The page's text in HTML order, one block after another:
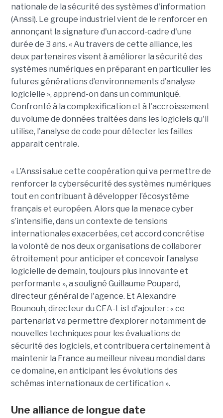
nationale de la sécurité des systèmes d'information
(Anssi). Le groupe industriel vient de le renforcer en
annonçant la signature d'un accord-cadre d'une
durée de 3 ans. « Au travers de cette alliance, les
deux partenaires visent à améliorer la sécurité des
systèmes numériques en préparant en particulier les
futures générations d’environnements d’analyse
logicielle », apprend-on dans un communiqué.
Confronté à la complexification et à l'accroissement
du volume de données traitées dans les logiciels qu'il
utilise, l'analyse de code pour détecter les failles
apparait centrale.
« L’Anssi salue cette coopération qui va permettre de
renforcer la cybersécurité des systèmes numériques
tout en contribuant à développer l’écosystème
français et européen. Alors que la menace cyber
s’intensifie, dans un contexte de tensions
internationales exacerbées, cet accord concrétise
la volonté de nos deux organisations de collaborer
étroitement pour anticiper et concevoir l’analyse
logicielle de demain, toujours plus innovante et
performante », a souligné Guillaume Poupard,
directeur général de l'agence. Et Alexandre
Bounouh, directeur du CEA-List d'ajouter : « ce
partenariat va permettre d’explorer notamment de
nouvelles techniques pour les évaluations de
sécurité des logiciels, et contribuera certainement à
maintenir la France au meilleur niveau mondial dans
ce domaine, en anticipant les évolutions des
schémas internationaux de certification ».
Une alliance de longue date